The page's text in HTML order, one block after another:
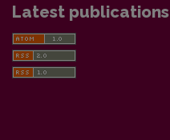
Latest publications